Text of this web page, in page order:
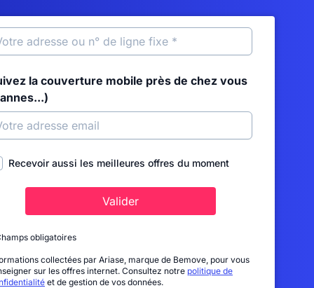
la couverture mobile près de chez vous
Recevoir aussi les meilleures offres du moment
Valider
obligatoires
collectées par Ariase, marque de Bemove, pour vous
sur les offres internet. Consultez notre politique de
et de gestion de vos données.